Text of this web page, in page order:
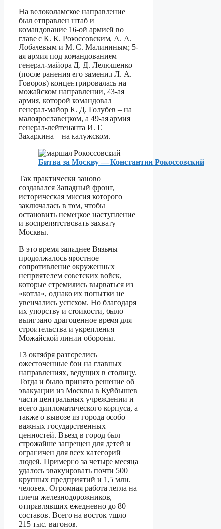
На волоколамское направление
был отправлен штаб и
командование 16-ой армией во
главе с К. К. Рокоссовским, А. А.
Лобачевым и М. С. Малининым; 5-
ая армия под командованием
генерал-майора Д. Д. Лелюшенко
(после ранения его заменил Л. А.
Говоров) концентрировалась на
можайском направлении, 43-ая
армия, которой командовал
генерал-майор К. Д. Голубев – на
малоярославецком, а 49-ая армия
генерал-лейтенанта И. Г.
Захаркина – на калужском.
Битва за Москву — Константин Рокоссовский
Так практически заново
создавался Западный фронт,
историческая миссия которого
заключалась в том, чтобы
остановить немецкое наступление
и воспрепятствовать захвату
Москвы.
В это время западнее Вязьмы
продолжалось яростное
сопротивление окруженных
неприятелем советских войск,
которые стремились вырваться из
«котла», однако их попытки не
увенчались успехом. Но благодаря
их упорству и стойкости, было
выиграно драгоценное время для
строительства и укрепления
Можайской линии обороны.
13 октября разгорелись
ожесточенные бои на главных
направлениях, ведущих в столицу.
Тогда и было принято решение об
эвакуации из Москвы в Куйбышев
части центральных учреждений и
всего дипломатического корпуса, а
также о вывозе из города особо
важных государственных
ценностей. Въезд в город был
строжайше запрещен для детей и
ограничен для всех категорий
людей. Примерно за четыре месяца
удалось эвакуировать почти 500
крупных предприятий и 1,5 млн.
человек. Огромная работа легла на
плечи железнодорожников,
отправлявших ежедневно до 80
составов. Всего на восток ушло
215 тыс. вагонов.